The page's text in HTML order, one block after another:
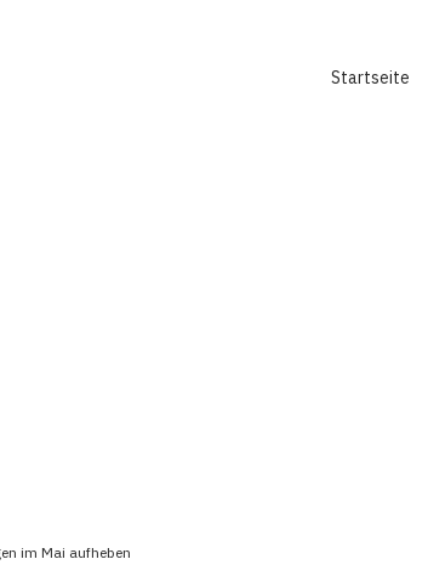
Startseite
im Mai aufheben